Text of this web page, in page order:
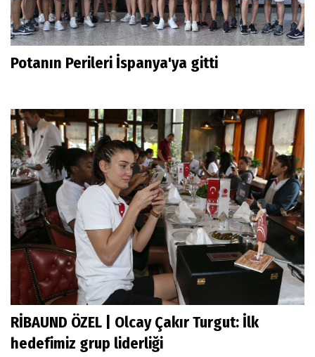
Potanın Perileri İspanya'ya gitti
RİBAUND ÖZEL | Olcay Çakır Turgut: İlk
hedefimiz grup liderliği